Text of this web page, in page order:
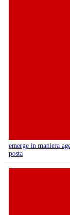
emerge in maniera
posta